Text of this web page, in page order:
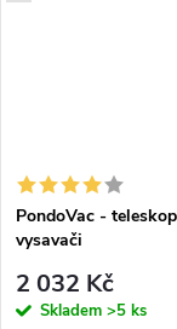
PondoVac -
vysavači
2 032 Kč
Skladem >5 ks